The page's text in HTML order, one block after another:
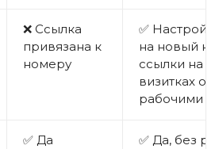
❌ Ссылка
привязана к
номеру
✅
на новый
ссылки на
визитках
рабочими
✅ Да
✅ Да, без